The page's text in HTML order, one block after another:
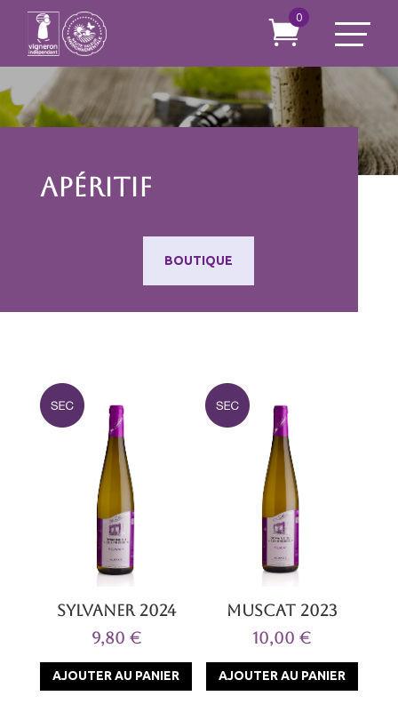
0
Apéritif
BOUTIQUE
Sylvaner 2024
9,80 €
AJOUTER AU PANIER
Muscat 2023
10,00€
AJOUTER AU PANIER